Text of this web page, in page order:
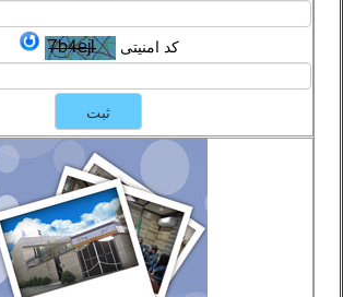
کد امنیتی